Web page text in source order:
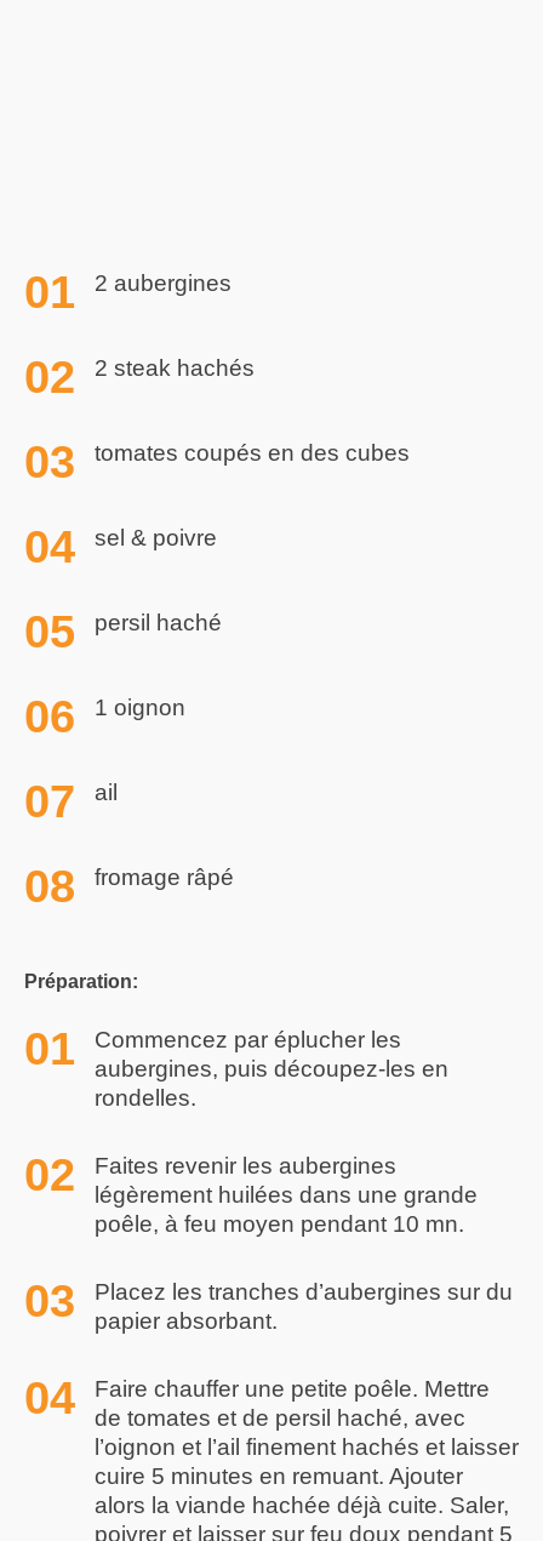
2 aubergines
2 steak hachés
tomates coupés en des cubes
sel & poivre
persil haché
1 oignon
ail
fromage râpé
Préparation:
Commencez par éplucher les
aubergines, puis découpez-les en
rondelles.
Faites revenir les aubergines
légèrement huilées dans une grande
poêle, à feu moyen pendant 10 mn.
Placez les tranches d’aubergines sur du
papier absorbant.
Faire chauffer une petite poêle. Mettre
de tomates et de persil haché, avec
l’oignon et l’ail finement hachés et laisser
cuire 5 minutes en remuant. Ajouter
alors la viande hachée déjà cuite. Saler,
poivrer et laisser sur feu doux pendant 5